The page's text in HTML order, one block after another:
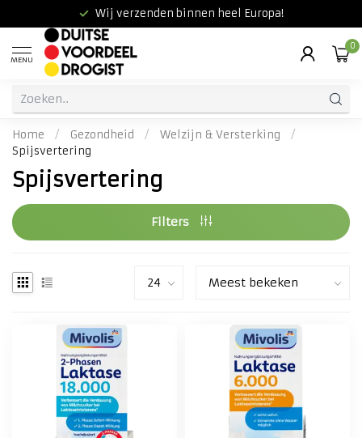
Wij verzenden binnen heel Europa!
MENU
0
Home / Gezondheid / Welzijn & Versterking
/
Spijsvertering
Spijsvertering
Filters